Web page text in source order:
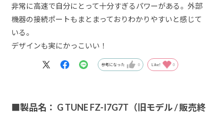
非常に高速で自分にとって十分すぎるパワーがある。外部
機器の接続ポートもまとまっておりわかりやすいと感じて
いる。
デザインも実にかっこいい！
参考になった 0 Like! 0
■製品名： G TUNE FZ-I7G7T（旧モデル / 販売終